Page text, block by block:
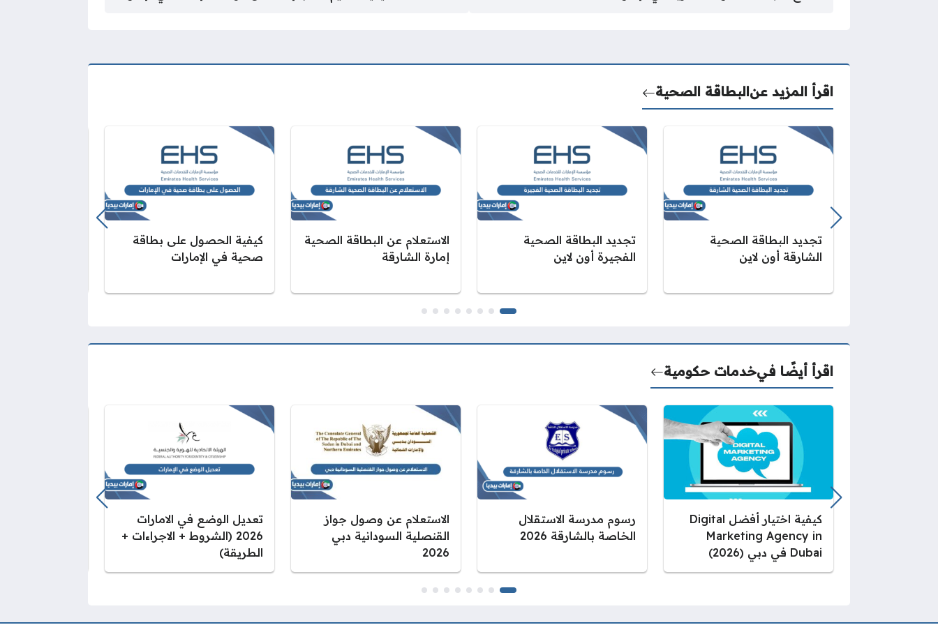
اقرأ المزيد عنالبطاقة الصحية
تجديد البطاقة الصحية
الشارقة أون لاين
تجديد البطاقة الصحية
الفجيرة أون لاين
الاستعلام عن البطاقة الصحية
إمارة الشارقة
كيفية الحصول على بطاقة
صحية في الإمارات
اقرأ أيضًا فيخدمات حكومية
كيفية اختيار أفضل Digital
Marketing Agency in
Dubai في دبي (2026)
رسوم مدرسة الاستقلال
الخاصة بالشارقة 2026
الاستعلام عن وصول جواز
القنصلية السودانية دبي
2026
تعديل الوضع في الامارات
2026 (الشروط + الاجراءات +
الطريقة)